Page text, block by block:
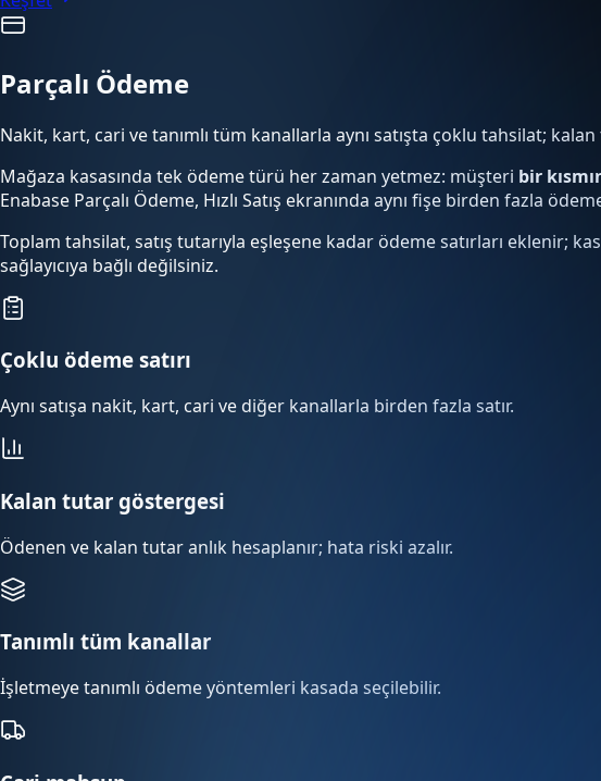
Parçalı Ödeme
Nakit, kart, cari ve tanımlı tüm kanallarla aynı satışta çoklu tahsilat;
Mağaza kasasında tek ödeme türü her zaman yetmez: müşteri bir
Enabase Parçalı Ödeme, Hızlı Satış ekranında aynı fişe birden fazla
Toplam tahsilat, satış tutarıyla eşleşene kadar ödeme satırları eklenir;
sağlayıcıya bağlı değilsiniz.
Çoklu ödeme satırı
Aynı satışa nakit, kart, cari ve diğer kanallarla birden fazla satır.
Kalan tutar göstergesi
Ödenen ve kalan tutar anlık hesaplanır; hata riski azalır.
Tanımlı tüm kanallar
İşletmeye tanımlı ödeme yöntemleri kasada seçilebilir.